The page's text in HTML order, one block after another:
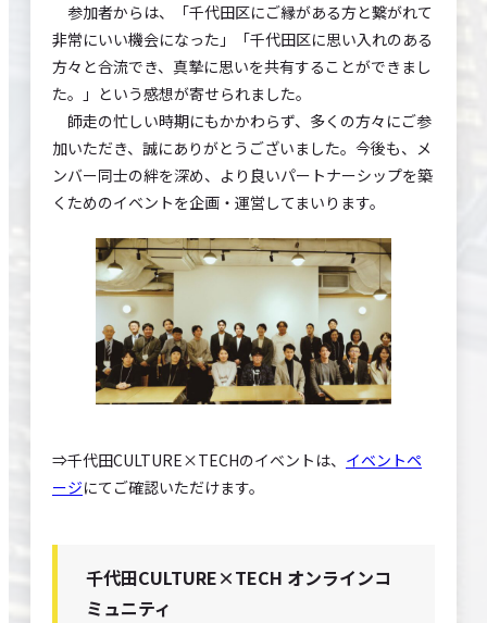
参加者からは、「千代田区にご縁がある方と繋がれて
非常にいい機会になった」「千代田区に思い入れのある
方々と合流でき、真摯に思いを共有することができまし
た。」という感想が寄せられました。
師走の忙しい時期にもかかわらず、多くの方々にご参
加いただき、誠にありがとうございました。今後も、メ
ンバー同士の絆を深め、より良いパートナーシップを築
くためのイベントを企画・運営してまいります。
⇒千代田CULTURE×TECHのイベントは、 イベントペ
ージにてご確認いただけます。
千代田CULTURE×TECH オンラインコ
ミュニティ